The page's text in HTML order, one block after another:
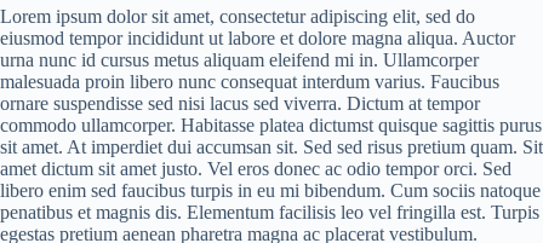
Lorem ipsum dolor sit amet, consectetur adipiscing elit, sed do
eiusmod tempor incididunt ut labore et dolore magna aliqua. Auctor
urna nunc id cursus metus aliquam eleifend mi in. Ullamcorper
malesuada proin libero nunc consequat interdum varius. Faucibus
ornare suspendisse sed nisi lacus sed viverra. Dictum at tempor
commodo ullamcorper. Habitasse platea dictumst quisque sagittis purus
sit amet. At imperdiet dui accumsan sit. Sed sed risus pretium quam. Sit
amet dictum sit amet justo. Vel eros donec ac odio tempor orci. Sed
libero enim sed faucibus turpis in eu mi bibendum. Cum sociis natoque
penatibus et magnis dis. Elementum facilisis leo vel fringilla est. Turpis
egestas pretium aenean pharetra magna ac placerat vestibulum.